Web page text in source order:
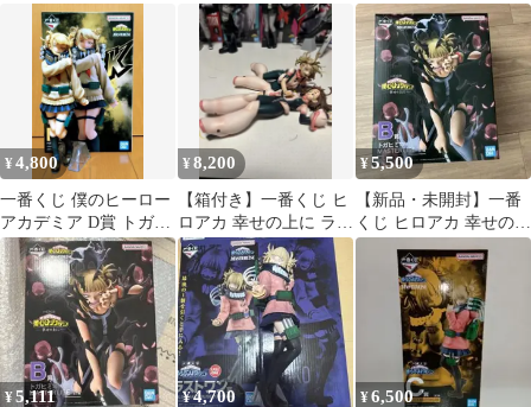
ミコ フィギュア
上に B賞 トガヒミ
コ フィギュア
ア
¥4,800
一番くじ 僕のヒーロー
アカデミア D賞 トガヒ
ミコ MASTERLISE
¥8,200
【箱付き】一番くじ ヒ
ロアカ 幸せの上に ラス
トワン賞 お茶子 トガヒ
ミコ
¥5,500
【新品・未開封】一番
くじ ヒロアカ 幸せの上
に B賞 トガヒミコ フィ
ギュア
¥5,111 ¥4,700 ¥6,500